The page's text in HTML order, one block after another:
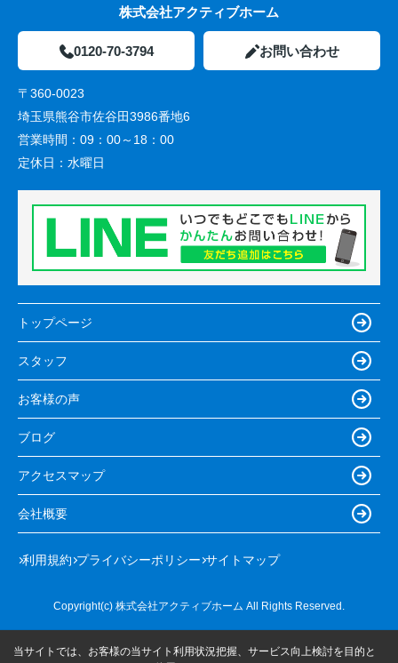
株式会社アクティブホーム
0120-70-3794 お問い合わせ
〒360-0023
埼玉県熊谷市佐谷田3986番地6
営業時間： 09：00～18：00
定休日： 水曜日
トップページ
スタッフ
お客様の声
ブログ
アクセスマップ
会社概要
利用規約 プライバシーポリシー サイトマップ
Copyright(c) 株式会社アクティブホーム All Rights Reserved.
当サイトでは、お客様の当サイト利用状況把握、サービス向上検討を目的と